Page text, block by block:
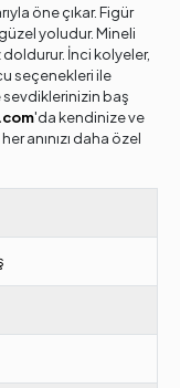
öne çıkar. Figür
yoludur. Mineli
doldurur. İnci kolyeler,
seçenekleri ile
baş
'da kendinize ve
anınızı daha özel